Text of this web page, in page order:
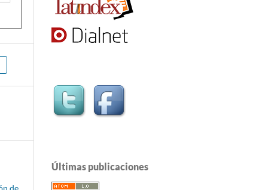
Últimas publicaciones